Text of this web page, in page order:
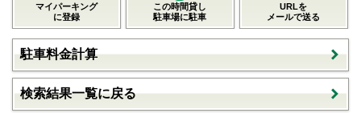
マイパーキング
に登録
この時間貸し
駐車場に駐車
URLを
メールで送る
駐車料金計算
検索結果一覧に戻る